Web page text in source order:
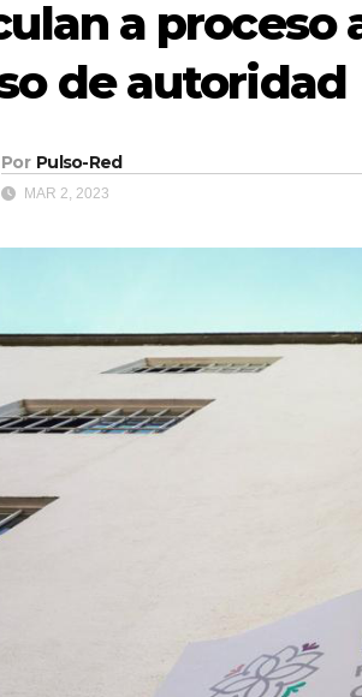
a proceso
de autoridad
Por Pulso-Red
MAR 2, 2023